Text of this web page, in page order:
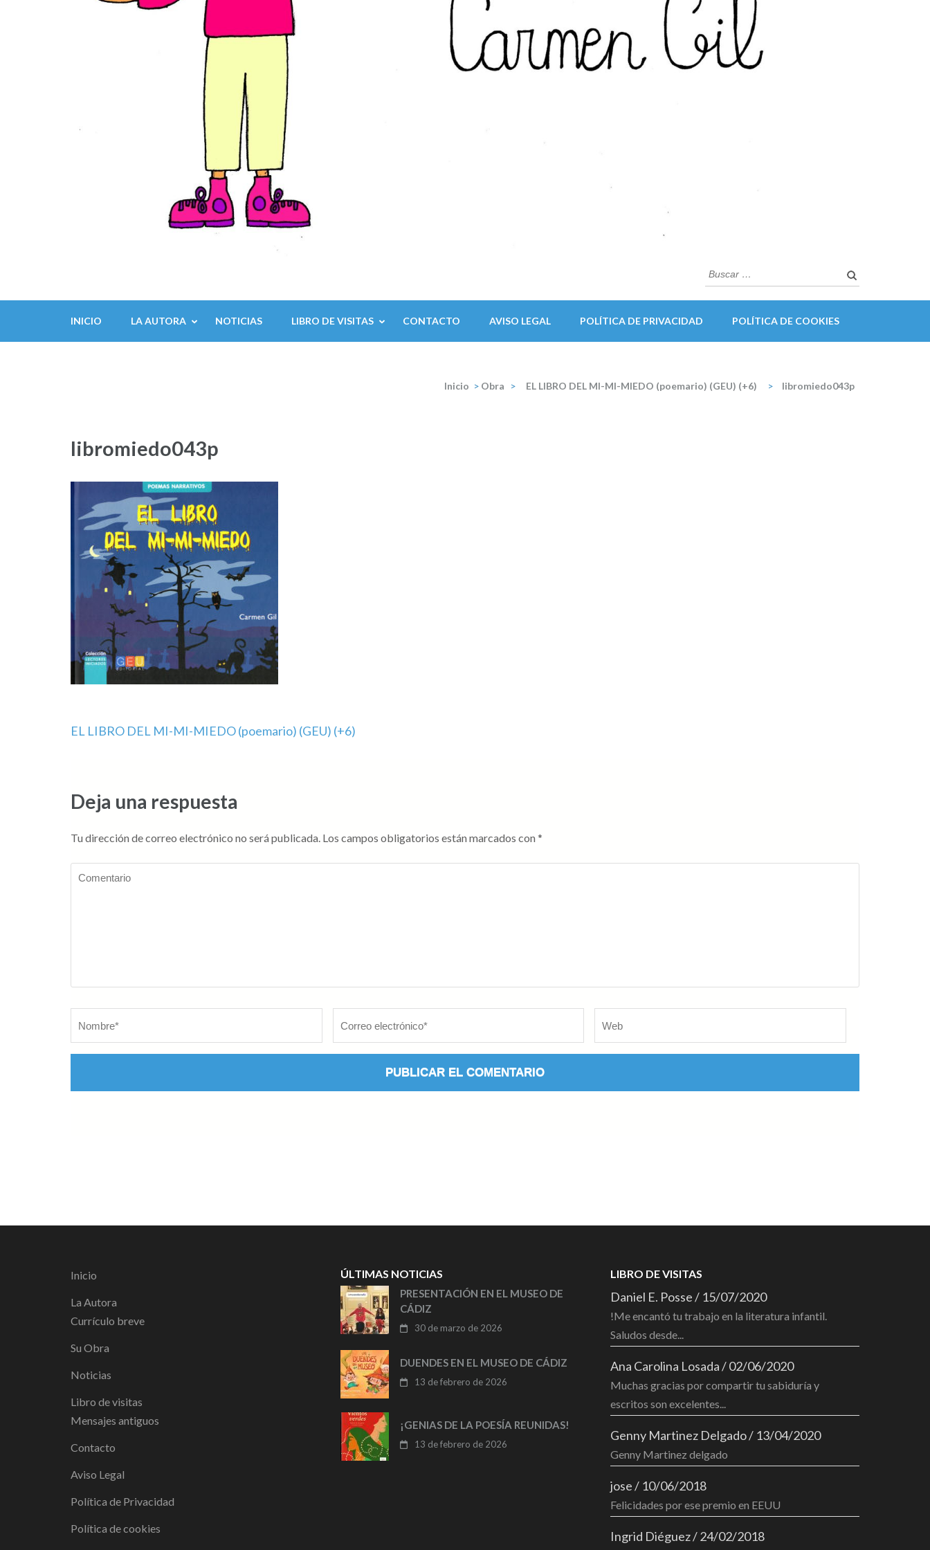
Buscar:
INICIO LA AUTORA NOTICIAS LIBRO DE VISITAS CONTACTO AVISO LEGAL POLÍTICA DE PRIVACIDAD POLÍTICA DE COOKIES
Inicio > Obra > EL LIBRO DEL MI-MI-MIEDO (poemario) (GEU) (+6) > libromiedo043p
libromiedo043p
Navegación
entradas
EL LIBRO DEL MI-MI-MIEDO (poemario) (GEU) (+6)
Deja una respuesta
Tu dirección de correo electrónico no será publicada. Los campos obligatorios están marcados con *
electrónico*
Inicio
La Autora
Currículo breve
Su Obra
Noticias
Libro de visitas
Mensajes antiguos
Contacto
Aviso Legal
Política de Privacidad
Política de cookies
ÚLTIMAS NOTICIAS
PRESENTACIÓN EN EL MUSEO DE
CÁDIZ
30 de marzo de 2026
DUENDES EN EL MUSEO DE CÁDIZ
13 de febrero de 2026
¡GENIAS DE LA POESÍA REUNIDAS!
13 de febrero de 2026
LIBRO DE VISITAS
Daniel E. Posse/ 15/07/2020
!Me encantó tu trabajo en la literatura infantil.
Saludos desde...
Ana Carolina Losada/02/06/2020
Muchas gracias por compartir tu sabiduría y
escritos son excelentes...
Genny Martinez Delgado/ 13/04/2020
Genny Martinez delgado
jose/ 10/06/2018
Felicidades por ese premio en EEUU
Ingrid Diéguez/24/02/2018